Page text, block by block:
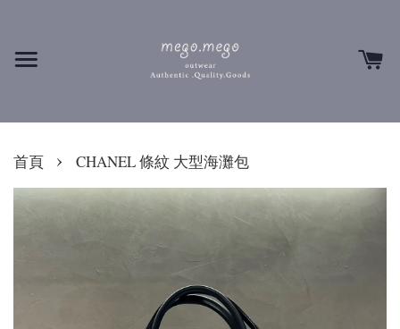
首頁 › CHANEL 條紋 大型海灘包